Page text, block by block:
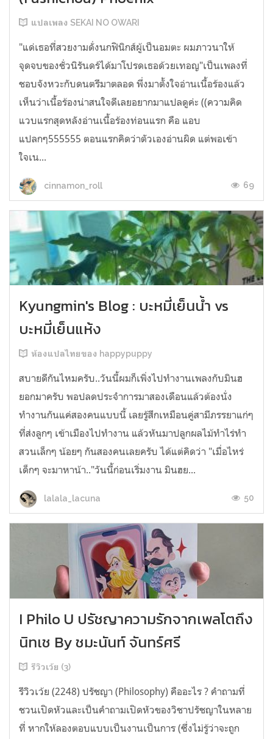
แปลเพลง SEKAI NO OWARI
"แด่เธอที่สวยงามดั่งนกฟินิกส์ผู้เป็นอมตะ ผมภาวนาให้
จุดจบของชั่วนิรันดร์ได้มาโปรดเธอด้วยเทอญ"เป็นเพลงที่
ชอบจังหวะกับดนตรีมาตลอด พึ่งมาตั้งใจอ่านเนื้อร้องแล้ว
เห็นว่าเนื้อร้องน่าสนใจดีเลยอยากมาแปลดูค่ะ ((ความคิด
แวบแรกสุดหลังอ่านเนื้อร้องท่อนแรก คือ แอบ
แปลกๆ555555 ตอนแรกคิดว่าตัวเองอ่านผิด แต่พอเข้า
ใจเน...
cinnamon_roll 69
Kyungmin's Blog : บะหมี่เย็นน้ำ vs
บะหมี่เย็นแห้ง
ห้องแปลไทยของ happypuppy
สบายดีกันไหมครับ..วันนี้ผมก็เพิ่งไปทำงานเพลงกับมินฮ
ยอกมาครับ พอปลดประจำการมาสองเดือนแล้วต้องนั่ง
ทำงานกันแค่สองคนแบบนี้ เลยรู้สึกเหมือนคู่สามีภรรยาแก่ๆ
ที่ส่งลูกๆ เข้าเมืองไปทำงาน แล้วหันมาปลูกผลไม้ทำไร่ทำ
สวนเล็กๆ น้อยๆ กันสองคนเลยครับ ได้แต่คิดว่า "เมื่อไหร่
เด็กๆ จะมาหาน้า.."วันนี้ก่อนเริ่มงาน มินฮย...
lalala_lacuna 50
I Philo U ปรัชญาความรักจากเพลโตถึง
นิทเช By ชมะนันท์ จันทร์ศรี
รีวิวเว้ย (3)
รีวิวเว้ย (2248) ปรัชญา (Philosophy) คืออะไร ? คำถามที่
ชวนเปิดหัวและเป็นคำถามเปิดหัวของวิชาปรัชญาในหลาย
ที่ หากให้ลองตอบแบบเป็นงานเป็นการ (ซึ่งไม่รู้ว่าจะถูก